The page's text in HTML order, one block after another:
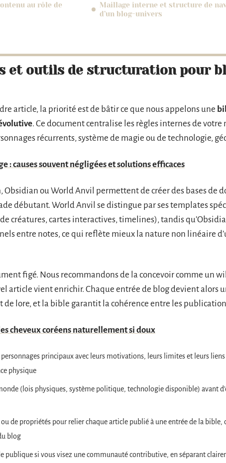
au rôle de
Maillage interne et structure de
d’un blog-univers
et outils de structuration pour
article, la priorité est de bâtir ce que nous appelons une
. Ce document centralise les règles internes de votre
récurrents, système de magie ou de technologie,
: causes souvent négligées et solutions efficaces
Obsidian ou World Anvil permettent de créer des bases de
débutant. World Anvil se distingue par ses templates
créatures, cartes interactives, timelines), tandis
entre notes, ce qui reflète mieux la nature non linéaire
figé. Nous recommandons de la concevoir comme un
article vient enrichir. Chaque entrée de blog devient alors
de lore, et la bible garantit la cohérence entre les
cheveux coréens naturellement si doux
personnages principaux avec leurs motivations, leurs limites et leurs liens
physique
(lois physiques, système politique, technologie disponible) avant
de propriétés pour relier chaque article publié à une entrée de la bible,
blog
publique si vous visez une communauté contributive, en séparant